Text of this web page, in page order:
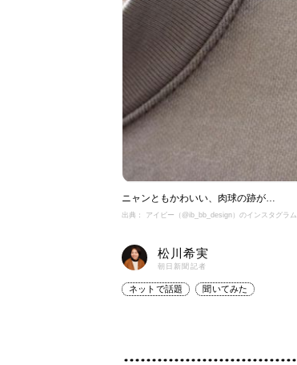
ニャンともかわいい、肉球の跡が…
出典： アイビー（@ib_bb_design）のインスタグラム
松川希実
朝日新聞記者
ネットで話題 聞いてみた